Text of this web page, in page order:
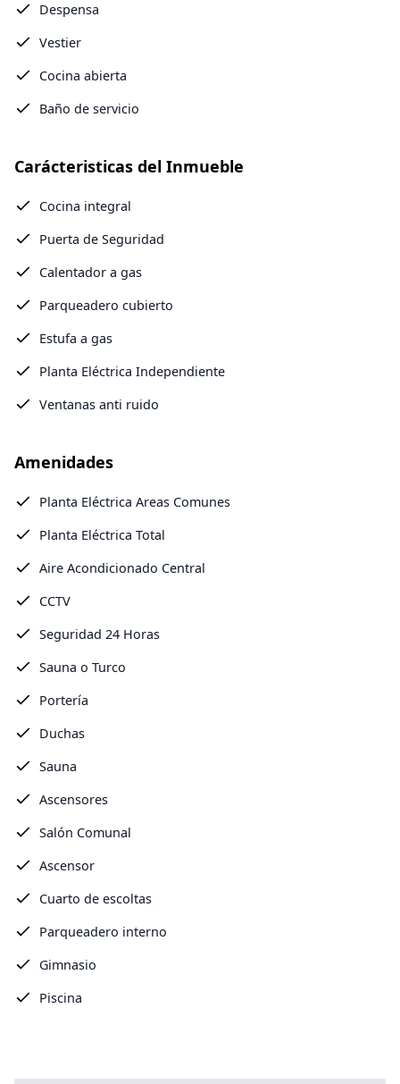
Despensa
Vestier
Cocina abierta
Baño de servicio
Carácteristicas del Inmueble
Cocina integral
Puerta de Seguridad
Calentador a gas
Parqueadero cubierto
Estufa a gas
Planta Eléctrica Independiente
Ventanas anti ruido
Amenidades
Planta Eléctrica Areas Comunes
Planta Eléctrica Total
Aire Acondicionado Central
CCTV
Seguridad 24 Horas
Sauna o Turco
Portería
Duchas
Sauna
Ascensores
Salón Comunal
Ascensor
Cuarto de escoltas
Parqueadero interno
Gimnasio
Piscina